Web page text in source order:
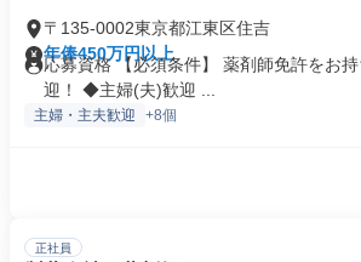
〒135-0002東京都江東区住吉
年俸450万円以上
応募資格 【必須条件】 薬剤師免許をお
迎！ ◆主婦(夫)歓迎 ...
主婦・主夫歓迎 +8個
正社員